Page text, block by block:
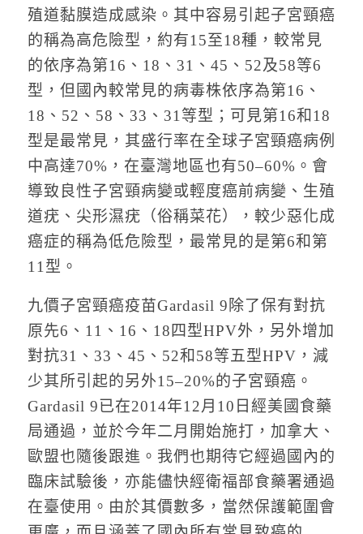
殖道黏膜造成感染。其中容易引起子宮頸癌
的稱為高危險型，約有15至18種，較常見
的依序為第16、18、31、45、52及58等6
型，但國內較常見的病毒株依序為第16、
18、52、58、33、31等型；可見第16和18
型是最常見，其盛行率在全球子宮頸癌病例
中高達70%，在臺灣地區也有50–60%。會
導致良性子宮頸病變或輕度癌前病變、生殖
道疣、尖形濕疣（俗稱菜花），較少惡化成
癌症的稱為低危險型，最常見的是第6和第
11型。
九價子宮頸癌疫苗Gardasil 9除了保有對抗
原先6、11、16、18四型HPV外，另外增加
對抗31、33、45、52和58等五型HPV，減
少其所引起的另外15–20%的子宮頸癌。
Gardasil 9已在2014年12月10日經美國食藥
局通過，並於今年二月開始施打，加拿大、
歐盟也隨後跟進。我們也期待它經過國內的
臨床試驗後，亦能儘快經衛福部食藥署通過
在臺使用。由於其價數多，當然保護範圍會